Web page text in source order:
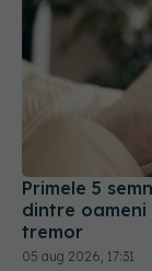
Primele 5
dintre
tremor
05 aug 2026, 17:31